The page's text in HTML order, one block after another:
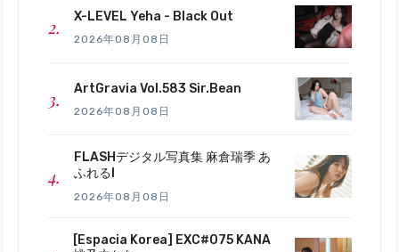
X-LEVEL Yeha - Black Out
2026年08月08日
ArtGravia Vol.583 Sir.Bean
2026年08月08日
FLASHデジタル写真集 麻倉瑞季 あ
ふれるI
2026年08月08日
[Espacia Korea] EXC#075 KANA